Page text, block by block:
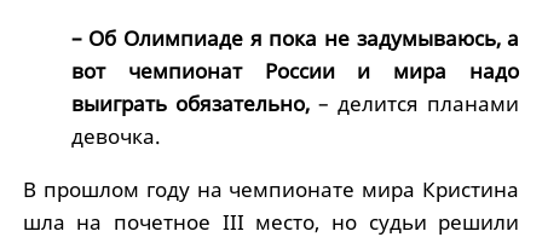
– Об Олимпиаде я пока не задумываюсь, а
вот чемпионат России и мира надо
выиграть обязательно, – делится планами
девочка.
В прошлом году на чемпионате мира Кристина
шла на почетное III место, но судьи решили